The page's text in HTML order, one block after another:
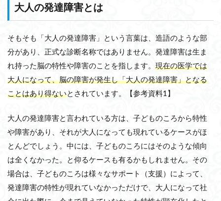
大人の発達障害とは
そもそも「大人の発達障害」という言葉は、造語のような部
分があり、正式な診断名称ではありません。発達障害は生ま
れ持った脳の特性や障害のことを指します。 現在の医学では
大人になって、脳の障害が発生し「大人の発達障害」となる
ことはあり得ないとされています。【参考資料1】
大人の発達障害と言われている方は、子どものころから特性
や障害があり、それが大人になっても現れているケースがほ
とんどでしょう。中には、子どものころにはそのような傾向
は全くなかった。と仰るケースも有るかもしれません。その
場合は、子どものころは様々なサポート（支援）によって、
発達障害の特性が現れていなかっただけで、大人になって社